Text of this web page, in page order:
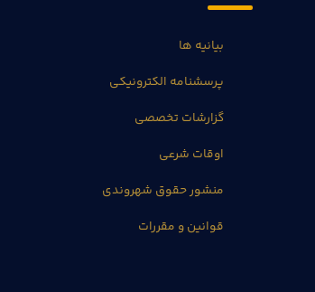
بیانیه ها
پرسشنامه الکترونیکی
گزارشات تخصصی
اوقات شرعی
منشور حقوق شهروندی
قوانین و مقررات